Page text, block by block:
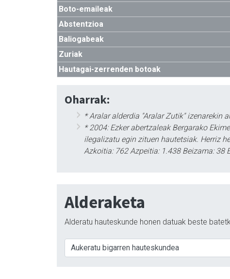
Boto-emaileak
Abstentzioa
Baliogabeak
Zuriak
Hautagai-zerrenden botoak
Oharrak:
* Aralar alderdia "Aralar Zutik" izenarekin
* 2004: Ezker abertzaleak Bergarako
ilegalizatu egin zituen hautetsiak. Herriz
Azkoitia: 762 Azpeitia: 1.438 Beizama: 38
Alderaketa
Alderatu hauteskunde honen datuak beste